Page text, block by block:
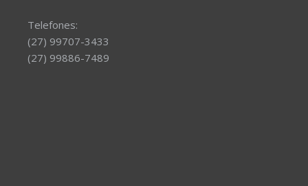
Telefones:
(27) 99707-3433
(27) 99886-7489